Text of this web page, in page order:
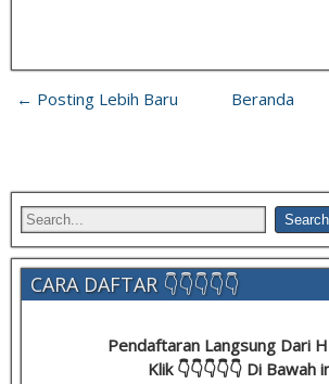
← Posting Lebih Baru Beranda
CARA DAFTAR 👇👇👇👇👇
Pendaftaran Langsung Dari
Klik 👇👇👇👇👇 Di Bawah